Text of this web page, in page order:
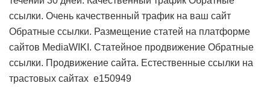
ссылки. Очень качественный трафик на ваш сайт
Обратные ссылки. Размещение статей на платформе
сайтов MediaWIKI. Статейное продвижение Обратные
ссылки. Продвижение сайта. Естественные ссылки на
трастовых сайтах e150949